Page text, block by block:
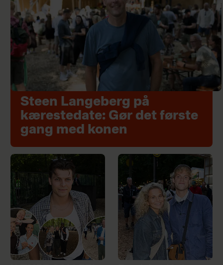
Steen Langeberg på
kærestedate: Gør det første
gang med konen